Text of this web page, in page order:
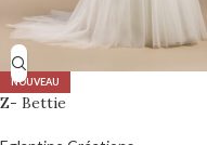
NOUVEAU
Z- Bettie